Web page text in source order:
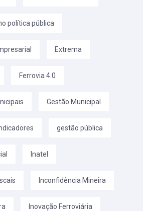
política pública
Extrema
Ferrovia 4.0
Gestão Municipal
gestão pública
Inatel
Inconfidência Mineira
Inovação Ferroviária